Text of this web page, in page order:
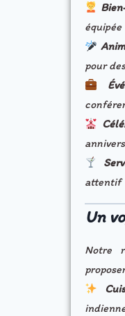
équipée
pour
attentif
Un
Notre